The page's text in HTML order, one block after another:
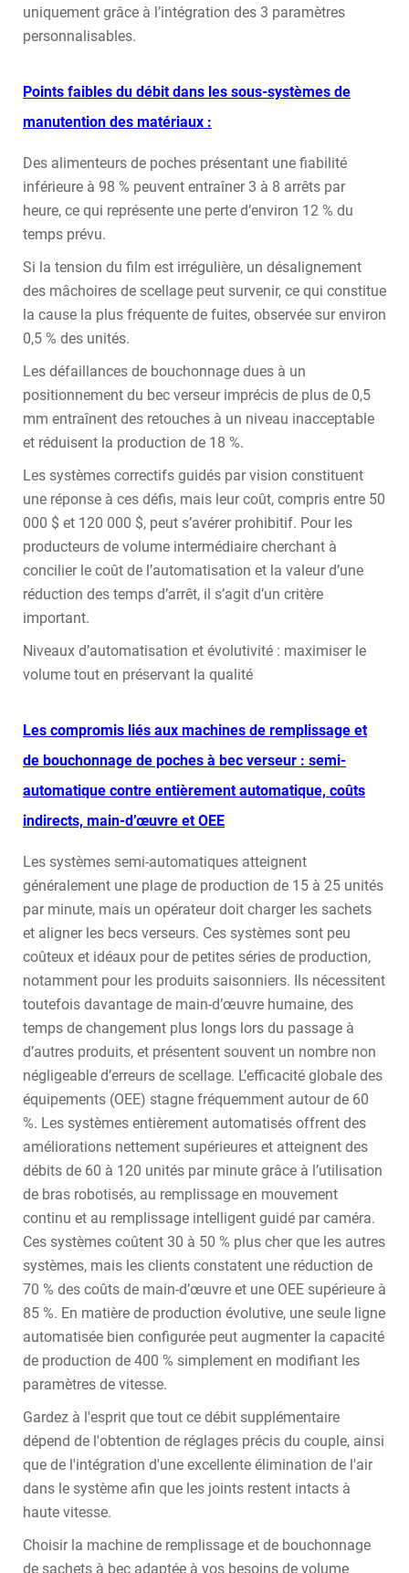
uniquement grâce à l’intégration des 3 paramètres
personnalisables.
Points faibles du débit dans les sous-systèmes de
manutention des matériaux :
Des alimenteurs de poches présentant une fiabilité
inférieure à 98 % peuvent entraîner 3 à 8 arrêts par
heure, ce qui représente une perte d’environ 12 % du
temps prévu.
Si la tension du film est irrégulière, un désalignement
des mâchoires de scellage peut survenir, ce qui constitue
la cause la plus fréquente de fuites, observée sur environ
0,5 % des unités.
Les défaillances de bouchonnage dues à un
positionnement du bec verseur imprécis de plus de 0,5
mm entraînent des retouches à un niveau inacceptable
et réduisent la production de 18 %.
Les systèmes correctifs guidés par vision constituent
une réponse à ces défis, mais leur coût, compris entre 50
000 $ et 120 000 $, peut s’avérer prohibitif. Pour les
producteurs de volume intermédiaire cherchant à
concilier le coût de l’automatisation et la valeur d’une
réduction des temps d’arrêt, il s’agit d’un critère
important.
Niveaux d’automatisation et évolutivité : maximiser le
volume tout en préservant la qualité
Les compromis liés aux machines de remplissage et
de bouchonnage de poches à bec verseur : semi-
automatique contre entièrement automatique, coûts
indirects, main-d’œuvre et OEE
Les systèmes semi-automatiques atteignent
généralement une plage de production de 15 à 25 unités
par minute, mais un opérateur doit charger les sachets
et aligner les becs verseurs. Ces systèmes sont peu
coûteux et idéaux pour de petites séries de production,
notamment pour les produits saisonniers. Ils nécessitent
toutefois davantage de main-d’œuvre humaine, des
temps de changement plus longs lors du passage à
d’autres produits, et présentent souvent un nombre non
négligeable d’erreurs de scellage. L’efficacité globale des
équipements (OEE) stagne fréquemment autour de 60
%. Les systèmes entièrement automatisés offrent des
améliorations nettement supérieures et atteignent des
débits de 60 à 120 unités par minute grâce à l’utilisation
de bras robotisés, au remplissage en mouvement
continu et au remplissage intelligent guidé par caméra.
Ces systèmes coûtent 30 à 50 % plus cher que les autres
systèmes, mais les clients constatent une réduction de
70 % des coûts de main-d’œuvre et une OEE supérieure à
85 %. En matière de production évolutive, une seule ligne
automatisée bien configurée peut augmenter la capacité
de production de 400 % simplement en modifiant les
paramètres de vitesse.
Gardez à l'esprit que tout ce débit supplémentaire
dépend de l'obtention de réglages précis du couple, ainsi
que de l'intégration d'une excellente élimination de l'air
dans le système afin que les joints restent intacts à
haute vitesse.
Choisir la machine de remplissage et de bouchonnage
de sachets à bec adaptée à vos besoins de volume